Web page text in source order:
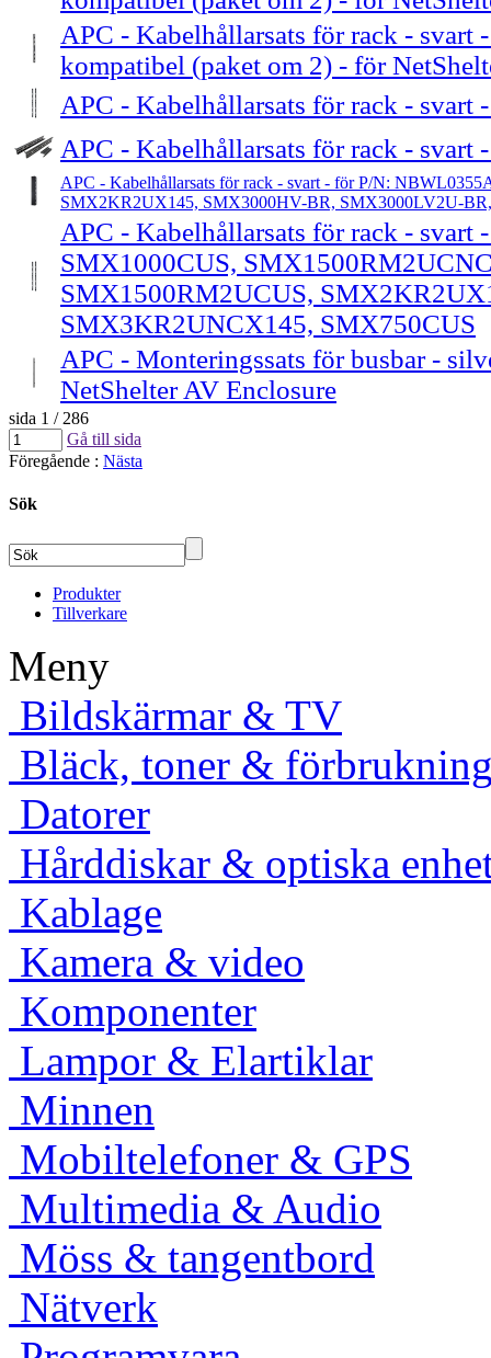
APC - Kabelhållarsats för rack - svart
kompatibel (paket om 2) - för
APC - Kabelhållarsats för rack - svart
APC - Kabelhållarsats för rack - svart
APC - Kabelhållarsats för rack - svart - för P/N:
SMX2KR2UX145, SMX3000HV-BR, SMX3000LV2U-
APC - Kabelhållarsats för rack - svart
SMX1000CUS,
SMX1500RM2UCUS,
SMX3KR2UNCX145, SMX750CUS
APC - Monteringssats för busbar -
NetShelter AV Enclosure
sida 1 / 286
Gå till sida
Föregående : Nästa
Sök
Produkter
Tillverkare
Meny
Bildskärmar & TV
Bläck, toner &
Datorer
Hårddiskar & optiska
Kablage
Kamera & video
Komponenter
Lampor & Elartiklar
Minnen
Mobiltelefoner & GPS
Multimedia & Audio
Möss & tangentbord
Nätverk